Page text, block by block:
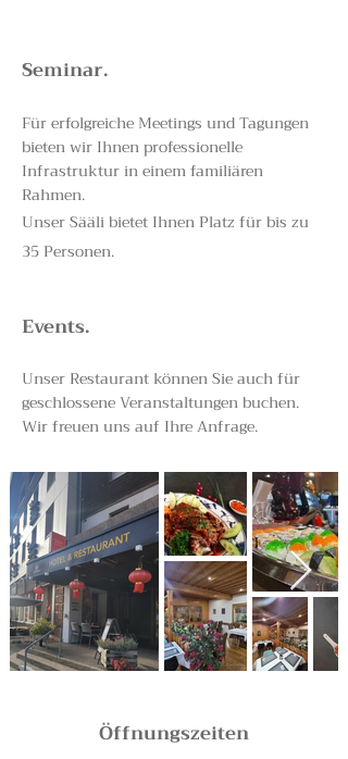
Seminar.
Für erfolgreiche Meetings und Tagungen
bieten wir Ihnen professionelle
Infrastruktur in einem familiären
Rahmen.
Unser Sääli bietet Ihnen Platz für bis zu
35 Personen.
Events.
Unser Restaurant können Sie auch für
geschlossene Veranstaltungen buchen.
Wir freuen uns auf Ihre Anfrage.
Öffnungszeiten